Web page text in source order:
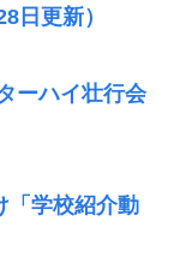
日更新）
ーハイ壮行会
「学校紹介動